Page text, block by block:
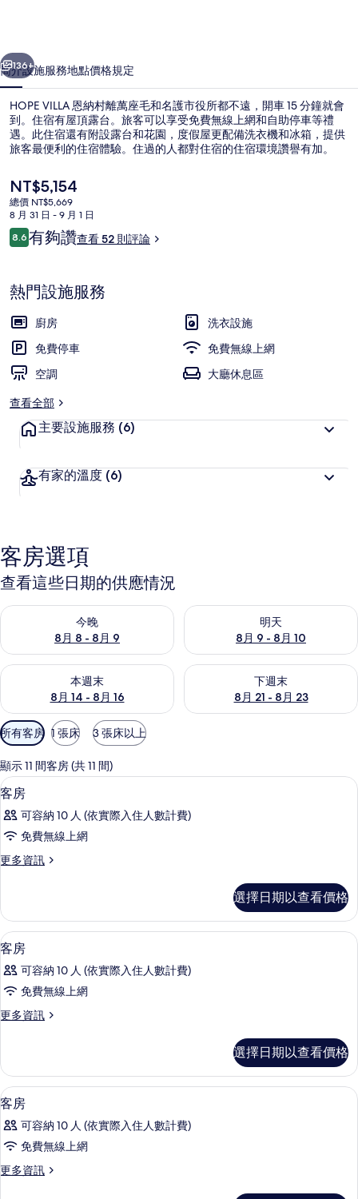
片
集
個 下一個
136+
簡介設施服務地點價格規定
HOPE VILLA 恩納村離萬座毛和名護市役所都不遠，開車 15 分鐘就會
到。住宿有屋頂露台。旅客可以享受免費無線上網和自助停車等禮
遇。此住宿還有附設露台和花園，度假屋更配備洗衣機和冰箱，提供
旅客最便利的住宿體驗。住過的人都對住宿的住宿環境讚譽有加。
目
前
的
價
格
NT$5,154
總價 NT$5,669
8 月 31 日 - 9 月 1 日
評
論
8.68.6 分，滿分 10 分，
有夠讚查看 52 則評論
熱門設施服務
廚房
洗衣設施
免費停車
免費無線上網
空調
大廳休息區
查看全部
主要設施服務 (6)
有家的溫度 (6)
客房選項
查看這些日期的供應情況
今晚
8月 8 - 8月 9
查看今晚 (8月 8 - 8月 9) 的供應情況
明天
8月 9 - 8月 10
查看明天 (8月 9 - 8月 10) 的供
本週末
8月 14 - 8月 16
查看本週末 (8月 14 - 8月 16) 的供應情況
下週末
8月 21 - 8月 23
查看下週末 (8月 21 - 8月 23)
可
用
的
客
房
篩
選
件
所有客房 1 張床 3 張床以上
顯示 11 間客房 (共 11 間)
顯
示
客
的
有
相
片
1
客房
可容納 10 人 (依實際入住人數計費)
免費無線上網
更多資訊
更
的
詳
情
選擇日期以查看價格
顯
示
客
的
有
相
片
1
客房
可容納 10 人 (依實際入住人數計費)
免費無線上網
更多資訊
更
的
詳
情
選擇日期以查看價格
顯
示
客
的
1
客房
可容納 10 人 (依實際入住人數計費)
免費無線上網
更多資訊
更